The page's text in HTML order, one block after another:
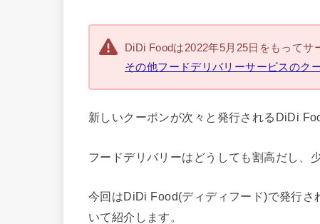
DiDi Foodは2022年5月25日をもってサ
その他フードデリバリーサービスのク
新しいクーポンが次々と発行されるDiDi
フードデリバリーはどうしても割高だし、
今回はDiDi Food(ディディフード)で発行
いて紹介します。